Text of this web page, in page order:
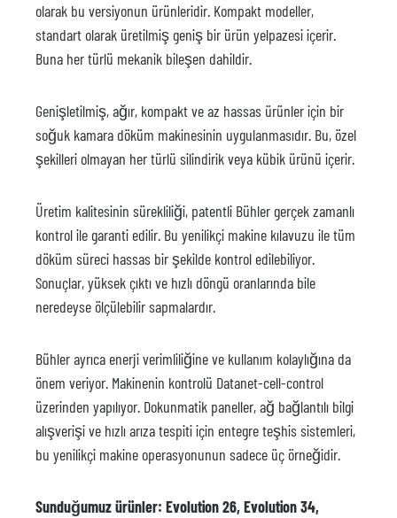
olarak bu versiyonun ürünleridir. Kompakt modeller,
standart olarak üretilmiş geniş bir ürün yelpazesi içerir.
Buna her türlü mekanik bileşen dahildir.
Genişletilmiş, ağır, kompakt ve az hassas ürünler için bir
soğuk kamara döküm makinesinin uygulanmasıdır. Bu, özel
şekilleri olmayan her türlü silindirik veya kübik ürünü içerir.
Üretim kalitesinin sürekliliği, patentli Bühler gerçek zamanlı
kontrol ile garanti edilir. Bu yenilikçi makine kılavuzu ile tüm
döküm süreci hassas bir şekilde kontrol edilebiliyor.
Sonuçlar, yüksek çıktı ve hızlı döngü oranlarında bile
neredeyse ölçülebilir sapmalardır.
Bühler ayrıca enerji verimliliğine ve kullanım kolaylığına da
önem veriyor. Makinenin kontrolü Datanet-cell-control
üzerinden yapılıyor. Dokunmatik paneller, ağ bağlantılı bilgi
alışverişi ve hızlı arıza tespiti için entegre teşhis sistemleri,
bu yenilikçi makine operasyonunun sadece üç örneğidir.
Sunduğumuz ürünler: Evolution 26, Evolution 34,